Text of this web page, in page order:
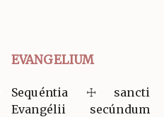
EVANGELIUM
Sequéntia ☩ sancti
Evangélii secúndum